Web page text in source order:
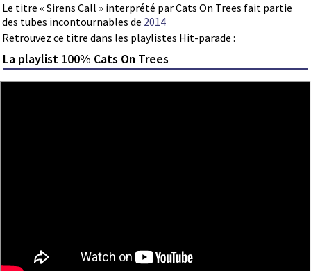
Le titre « Sirens Call » interprété par Cats On Trees fait partie
des tubes incontournables de 2014
Retrouvez ce titre dans les playlistes Hit-parade :
La playlist 100% Cats On Trees